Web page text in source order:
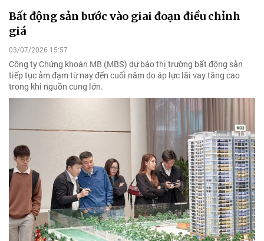
Bất động sản bước vào giai đoạn điều chỉnh
giá
03/07/2026 15:57
Công ty Chứng khoán MB (MBS) dự báo thị trường bất động sản
tiếp tục ảm đạm từ nay đến cuối năm do áp lực lãi vay tăng cao
trong khi nguồn cung lớn.